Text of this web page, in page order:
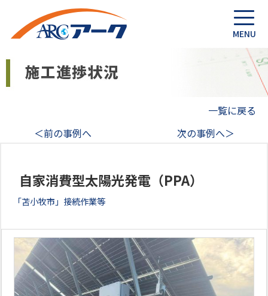
一覧に戻る
＜前の事例へ
次の事例へ＞
自家消費型太陽光発電（PPA）
「苫小牧市」接続作業等